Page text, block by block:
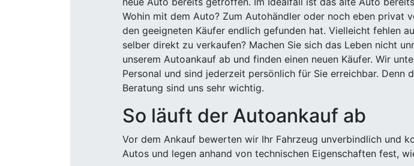
Wohin mit dem Auto? Zum Autohändler oder noch eben privat
den geeigneten Käufer endlich gefunden hat. Vielleicht fehlen
selber direkt zu verkaufen? Machen Sie sich das Leben nicht
unserem Autoankauf ab und finden einen neuen Käufer. Wir
Personal und sind jederzeit persönlich für Sie erreichbar.
Beratung sind uns sehr wichtig.
So läuft der Autoankauf ab
Vor dem Ankauf bewerten wir Ihr Fahrzeug unverbindlich und
Autos und legen anhand von technischen Eigenschaften fest,